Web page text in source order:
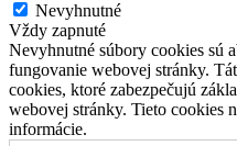
Nevyhnutné
Vždy zapnuté
Nevyhnutné súbory cookies sú
fungovanie webovej stránky.
cookies, ktoré zabezpečujú
webovej stránky. Tieto cookies
informácie.